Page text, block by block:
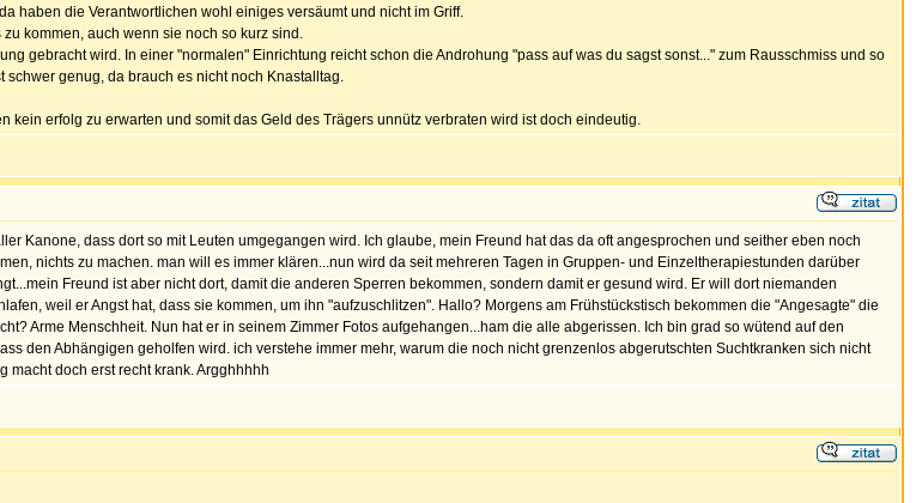
haben die Verantwortlichen wohl einiges versäumt und nicht im Griff.
kommen, auch wenn sie noch so kurz sind.
gebracht wird. In einer "normalen" Einrichtung reicht schon die Androhung "pass auf was du sagst sonst..." zum Rausschmiss und so
genug, da brauch es nicht noch Knastalltag.
erfolg zu erwarten und somit das Geld des Trägers unnütz verbraten wird ist doch eindeutig.
Kanone, dass dort so mit Leuten umgegangen wird. Ich glaube, mein Freund hat das da oft angesprochen und seither eben noch
nichts zu machen. man will es immer klären...nun wird da seit mehreren Tagen in Gruppen- und Einzeltherapiestunden darüber
Freund ist aber nicht dort, damit die anderen Sperren bekommen, sondern damit er gesund wird. Er will dort niemanden
weil er Angst hat, dass sie kommen, um ihn "aufzuschlitzen". Hallo? Morgens am Frühstückstisch bekommen die "Angesagte" die
Arme Menschheit. Nun hat er in seinem Zimmer Fotos aufgehangen...ham die alle abgerissen. Ich bin grad so wütend auf den
den Abhängigen geholfen wird. ich verstehe immer mehr, warum die noch nicht grenzenlos abgerutschten Suchtkranken sich nicht
doch erst recht krank. Argghhhhh